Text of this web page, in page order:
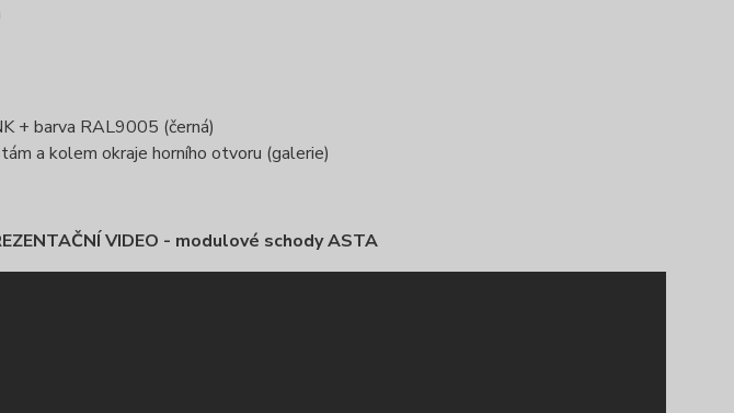
+ barva RAL9005 (černá)
a kolem okraje horního otvoru (galerie)
VIDEO - modulové schody ASTA